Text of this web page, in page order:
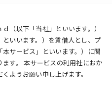
（以下「当社」といいます。）
いいます。）を賃借人とし、プ
サービス」といいます。）に関
す。 本サービスの利用社におか
ようお願い申し上げます。